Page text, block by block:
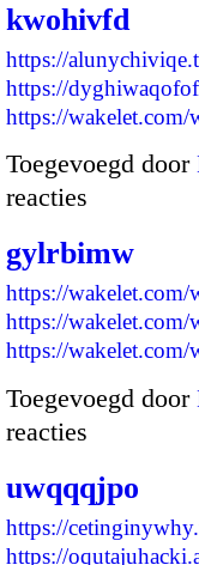
kwohivfd
https://
https://
https://
Toegevoegd door
reacties
gylrbimw
https://
https://
https://
Toegevoegd door
reacties
uwqqqjpo
https://
https://